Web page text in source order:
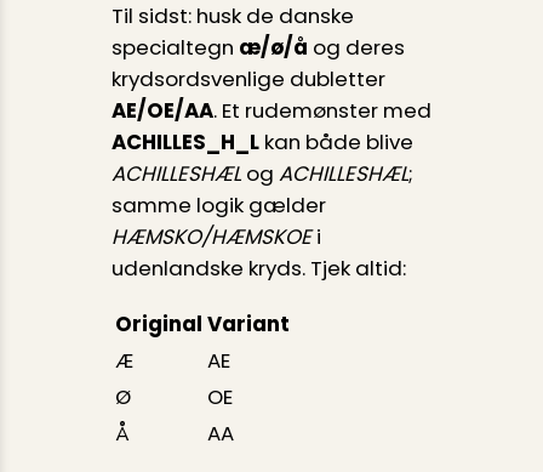
Til sidst: husk de danske
specialtegn æ/ø/å og deres
krydsords­venlige dubletter
AE/OE/AA. Et rudemønster med
ACHILLES_H_Lkan både blive
ACHILLESHÆLog ACHILLESHÆL;
samme logik gælder
HÆMSKO/HÆMSKOEi
udenlandske kryds. Tjek altid:
Original Variant
Æ
AE
Ø
OE
Å
AA